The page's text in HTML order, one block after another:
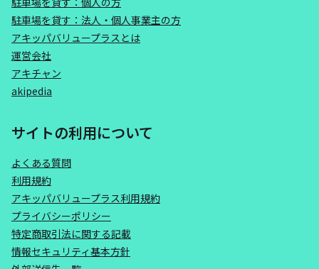
駐車場を貸す：法人・個人事業主の方
アキッパバリュープラスとは
運営会社
アキチャン
akipedia
サイトの利用について
よくある質問
利用規約
アキッパバリュープラス利用規約
プライバシーポリシー
特定商取引法に関する記載
情報セキュリティ基本方針